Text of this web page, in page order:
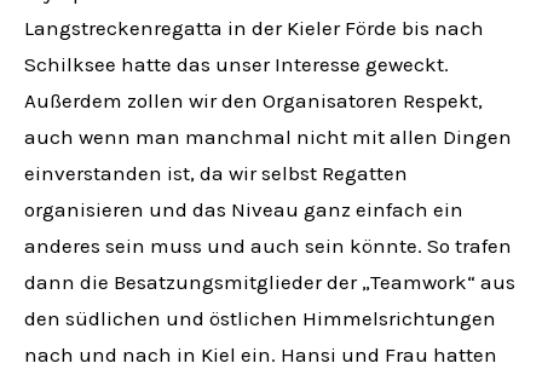
Langstreckenregatta in der Kieler Förde bis nach
Schilksee hatte das unser Interesse geweckt.
Außerdem zollen wir den Organisatoren Respekt,
auch wenn man manchmal nicht mit allen Dingen
einverstanden ist, da wir selbst Regatten
organisieren und das Niveau ganz einfach ein
anderes sein muss und auch sein könnte. So trafen
dann die Besatzungsmitglieder der „Teamwork“ aus
den südlichen und östlichen Himmelsrichtungen
nach und nach in Kiel ein. Hansi und Frau hatten